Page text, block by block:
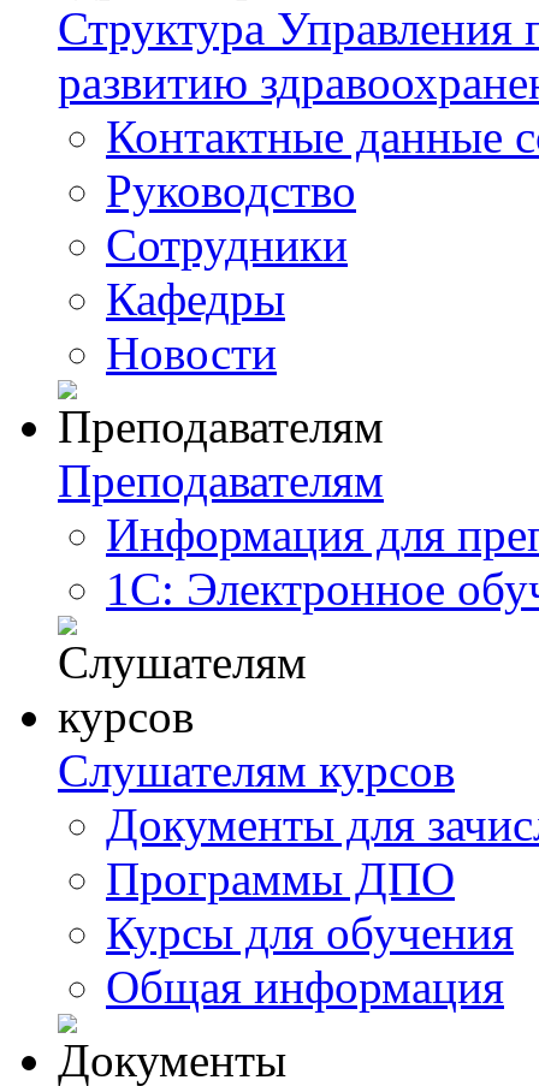
Структура
развитию
Контактные данные
Руководство
Сотрудники
Кафедры
Новости
Преподавателям
Информация для
1С: Электронное
Слушателям курсов
Документы для
Программы ДПО
Курсы для обучения
Общая информация